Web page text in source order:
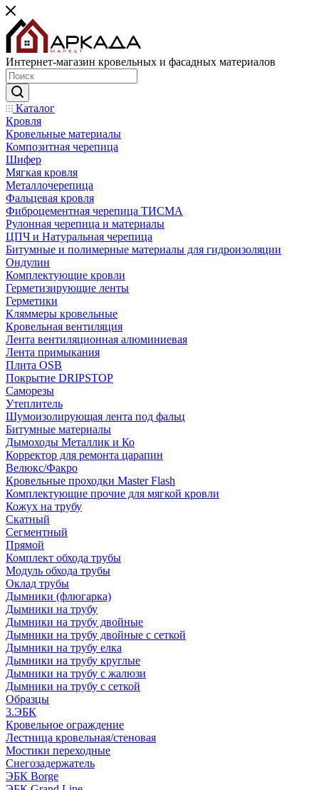
Интернет-магазин кровельных и фасадных материалов
Каталог
Кровля
Кровельные материалы
Композитная черепица
Шифер
Мягкая кровля
Металлочерепица
Фальцевая кровля
Фиброцементная черепица ТИСМА
Рулонная черепица и материалы
ЦПЧ и Натуральная черепица
Битумные и полимерные материалы для гидроизоляции
Ондулин
Комплектующие кровли
Герметизирующие ленты
Герметики
Кляммеры кровельные
Кровельная вентиляция
Лента вентиляционная алюминиевая
Лента примыкания
Плита OSB
Покрытие DRIPSTOP
Саморезы
Утеплитель
Шумоизолирующая лента под фальц
Битумные материалы
Дымоходы Металлик и Ко
Корректор для ремонта царапин
Велюкс/Факро
Кровельные проходки Master Flash
Комплектующие прочие для мягкой кровли
Кожух на трубу
Скатный
Сегментный
Прямой
Комплект обхода трубы
Модуль обхода трубы
Оклад трубы
Дымники (флюгарка)
Дымники на трубу
Дымники на трубу двoйные
Дымники на трубу двoйные с сеткой
Дымники на трубу елка
Дымники на трубу круглые
Дымники на трубу с жалюзи
Дымники на трубу с сеткой
Образцы
3.ЭБК
Кровельное ограждение
Лестница кровельная/стеновая
Мостики переходные
Снегозадержатель
ЭБК Borge